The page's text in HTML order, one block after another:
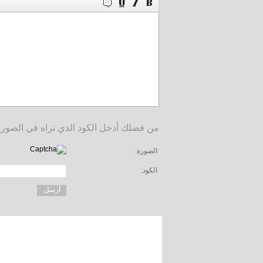
من فضلك أدخل الكود الذي تراه في
الصورة:
الكود: